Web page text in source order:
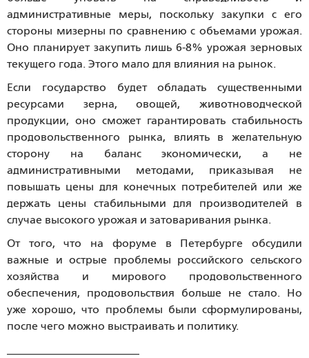
административные меры, поскольку закупки с его
стороны мизерны по сравнению с объемами урожая.
Оно планирует закупить лишь 6-8% урожая зерновых
текущего года. Этого мало для влияния на рынок.
Если государство будет обладать существенными
ресурсами зерна, овощей, животноводческой
продукции, оно сможет гарантировать стабильность
продовольственного рынка, влиять в желательную
сторону на баланс экономически, а не
административными методами, приказывая не
повышать цены для конечных потребителей или же
держать цены стабильными для производителей в
случае высокого урожая и затоваривания рынка.
От того, что на форуме в Петербурге обсудили
важные и острые проблемы российского сельского
хозяйства и мирового продовольственного
обеспечения, продовольствия больше не стало. Но
уже хорошо, что проблемы были сформулированы,
после чего можно выстраивать и политику.